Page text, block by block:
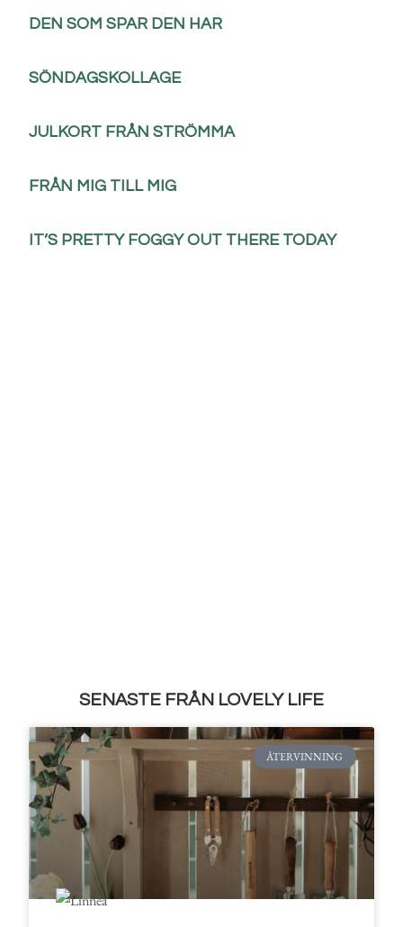
DEN SOM SPAR DEN HAR
SÖNDAGSKOLLAGE
JULKORT FRÅN STRÖMMA
FRÅN MIG TILL MIG
IT’S PRETTY FOGGY OUT THERE TODAY
SENASTE FRÅN LOVELY LIFE
ÅTERVINNING